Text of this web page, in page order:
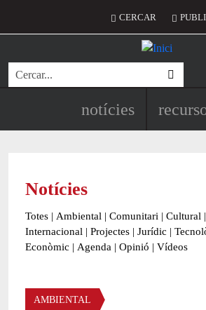
Menú del
CERCAR
Cerca
Navegació
notícies
Notícies
Totes | Ambiental | Comunitari | Cultural |
Internacional | Projectes | Jurídic |
Econòmic | Agenda | Opinió | Vídeos
Àmbit de la notícia
AMBIENTAL